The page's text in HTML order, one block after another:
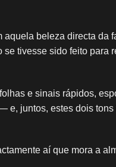
aquela beleza directa da
tivesse sido feito para
e sinais rápidos,
e, juntos, estes dois
aí que mora a